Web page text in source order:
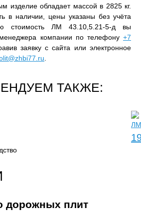
изделие обладает массой в 2825 кг.
в наличии, цены указаны без учёта
стоимость ЛМ 43.10,5.21-5-д вы
компании по телефону +7
заявку с сайта или электронное
ТАКЖЕ:
ЛМ
дорожных плит